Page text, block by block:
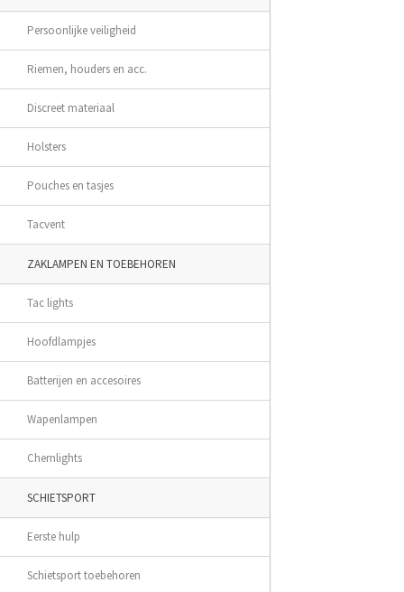
Persoonlijke veiligheid
Riemen, houders en acc.
Discreet materiaal
Holsters
Pouches en tasjes
Tacvent
ZAKLAMPEN EN TOEBEHOREN
Tac lights
Hoofdlampjes
Batterijen en accesoires
Wapenlampen
Chemlights
SCHIETSPORT
Eerste hulp
Schietsport toebehoren